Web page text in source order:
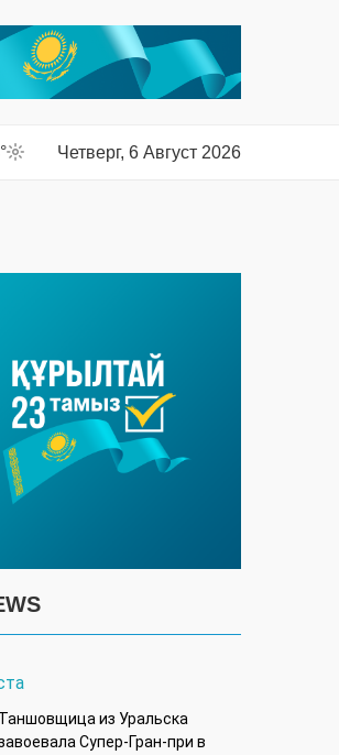
Четверг, 6 Август 2026
Таншовщица из Уральска
Супер-Гран-при в